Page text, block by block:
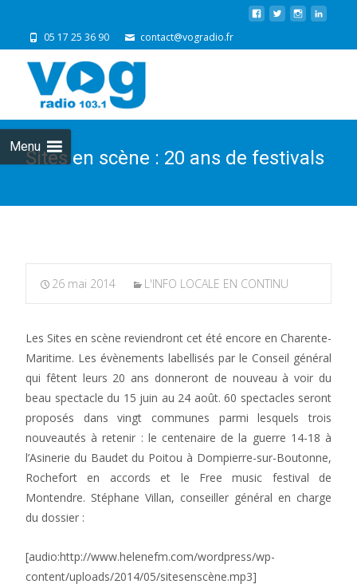
05 17 25 36 90 contact@vogradio.fr
Menu
Sites en scène : 20 ans de festivals
26 mai 2014 L'INFO LOCALE EN CONTINU
Les Sites en scène reviendront cet été encore en Charente-
Maritime. Les évènements labellisés par le Conseil général
qui fêtent leurs 20 ans donneront de nouveau à voir du
beau spectacle du 15 juin au 24 août. 60 spectacles seront
proposés dans vingt communes parmi lesquels trois
nouveautés à retenir : le centenaire de la guerre 14-18 à
l’Asinerie du Baudet du Poitou à Dompierre-sur-Boutonne,
Rochefort en accords et le Free music festival de
Montendre. Stéphane Villan, conseiller général en charge
du dossier :
[audio:http://www.helenefm.com/wordpress/wp-
content/uploads/2014/05/sitesenscène.mp3]